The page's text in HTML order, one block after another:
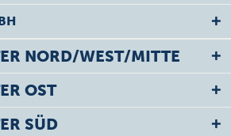
NORD/WEST/MITTE
OST
SÜD